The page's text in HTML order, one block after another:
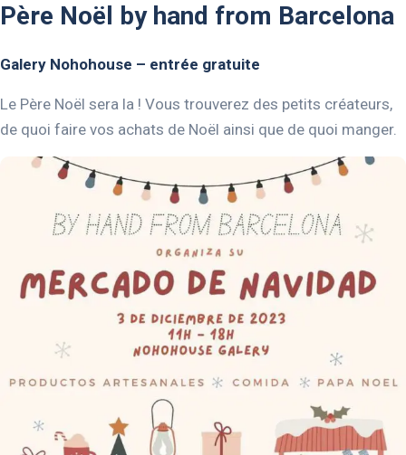
Père Noël by hand from Barcelona
Galery Nohohouse – entrée gratuite
Le Père Noël sera la ! Vous trouverez des petits créateurs,
de quoi faire vos achats de Noël ainsi que de quoi manger.